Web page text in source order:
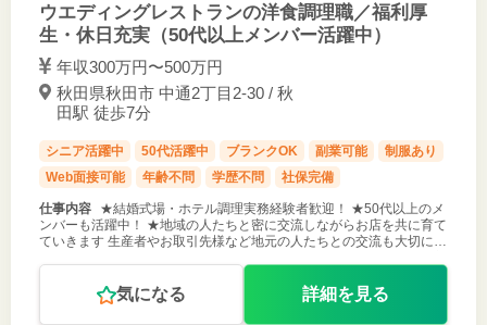
ウエディングレストランの洋食調理職／福利厚
生・休日充実（50代以上メンバー活躍中）
年収300万円〜500万円
秋田県秋田市 中通2丁目2-30 / 秋
田駅 徒歩7分
シニア活躍中 50代活躍中 ブランクOK 副業可能
制服あり
Web面接可能
年齢不問 学歴不問 社保完備
仕事内容
★結婚式場・ホテル調理実務経験者歓迎！ ★50代以上のメ
ンバーも活躍中！ ★地域の人たちと密に交流しながらお店を共に育て
ていきます 生産者やお取引先様など地元の人たちとの交流も大切に。
気になる 詳細を見る